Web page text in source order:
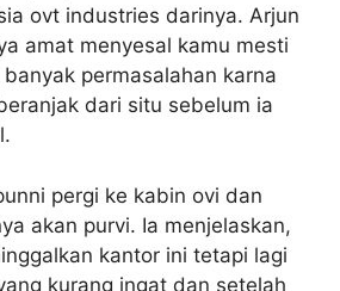
ovt industries darinya. Arjun
amat menyesal kamu mesti
permasalahan karna
dari situ sebelum ia
pergi ke kabin ovi dan
akan purvi. Ia menjelaskan,
kantor ini tetapi lagi
kurang ingat dan setelah